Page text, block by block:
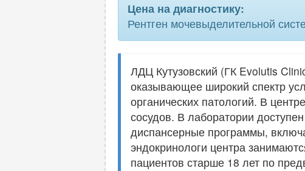
Цена на диагностику:
Рентген мочевыделительной
ЛДЦ Кутузовский (ГК Evolutis
оказывающее широкий спектр
органических патологий. В
сосудов. В лаборатории
диспансерные программы,
эндокринологи центра
пациентов старше 18 лет по